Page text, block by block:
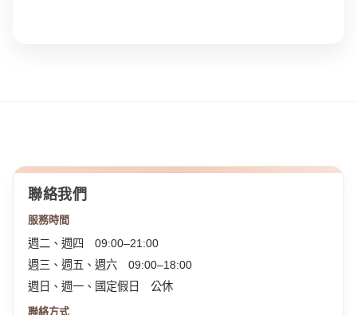
聯絡我們
服務時間
週二、週四 09:00–21:00
週三、週五、週六 09:00–18:00
週日、週一、國定假日 公休
聯絡方式